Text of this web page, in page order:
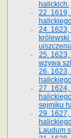
halickich.
22. 1619,
24. 1623,
25. 1623,
wzywa
26. 1623,
27. 1624,
sejmiku
29. 1627,
Laudum